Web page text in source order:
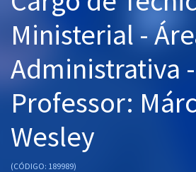
Questões grátis
Aprovados
Ministerial -
Administrativa -
Professor:
Wesley
(CÓDIGO: 189989)